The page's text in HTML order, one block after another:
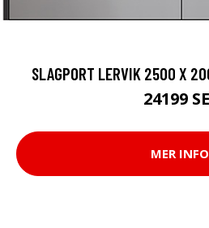
SLAGPORT LERVIK 2500 X
24199
MER